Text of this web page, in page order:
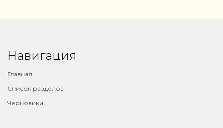
Навигация
Главная
Список разделов
Черновики